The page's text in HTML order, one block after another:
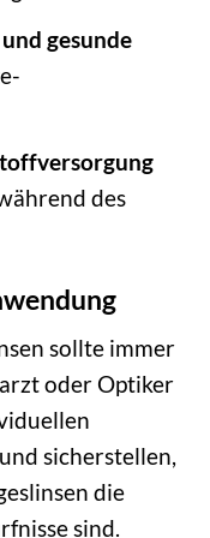
gesunde
des
sollte immer
oder Optiker
sicherstellen,
die
sind.